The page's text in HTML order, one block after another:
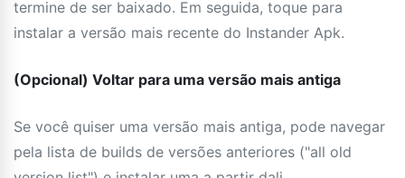
termine de ser baixado. Em seguida, toque para
instalar a versão mais recente do Instander Apk.
(Opcional) Voltar para uma versão mais antiga
Se você quiser uma versão mais antiga, pode navegar
pela lista de builds de versões anteriores ("all old